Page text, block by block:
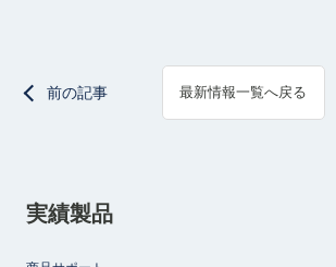
前の記事 最新情報一覧へ戻る
実績製品